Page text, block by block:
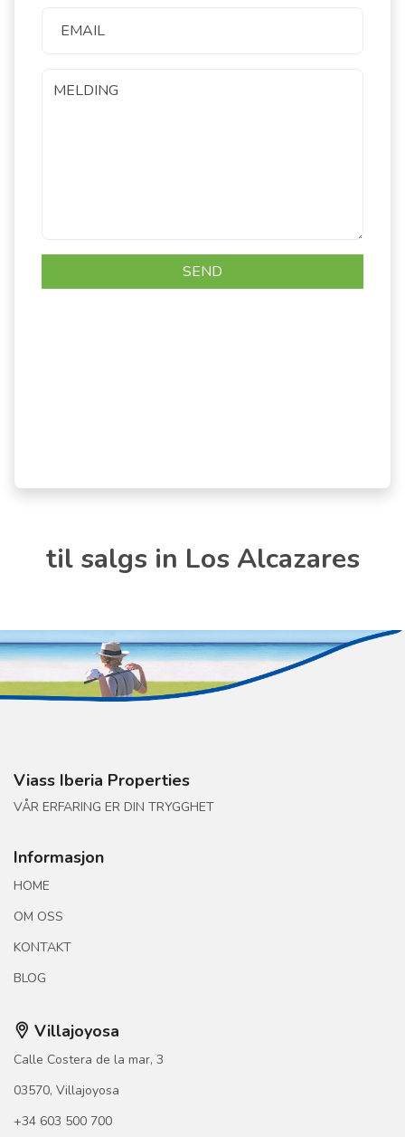
til salgs in Los Alcazares
Viass Iberia Properties
VÅR ERFARING ER DIN TRYGGHET
Informasjon
HOME
OM OSS
KONTAKT
BLOG
Villajoyosa
Calle Costera de la mar, 3
03570, Villajoyosa
+34 603 500 700